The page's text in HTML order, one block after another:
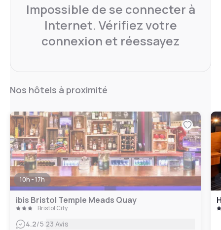
Impossible de se connecter à
Internet. Vérifiez votre
connexion et réessayez
Nos hôtels à proximité
10h - 17h
ibis Bristol Temple Meads Quay
Bristol City
4.2/5|23 Avis